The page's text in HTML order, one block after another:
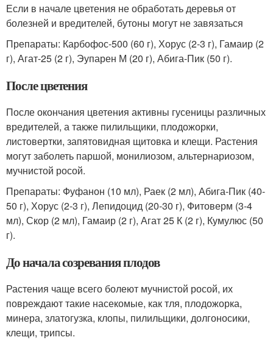
Если в начале цветения не обработать деревья от
болезней и вредителей, бутоны могут не завязаться
Препараты: Карбофос-500 (60 г), Хорус (2-3 г), Гамаир (2
г), Агат-25 (2 г), Эупарен М (20 г), Абига-Пик (50 г).
После цветения
После окончания цветения активны гусеницы различных
вредителей, а также пилильщики, плодожорки,
листовертки, запятовидная щитовка и клещи. Растения
могут заболеть паршой, монилиозом, альтернариозом,
мучнистой росой.
Препараты: Фуфанон (10 мл), Раек (2 мл), Абига-Пик (40-
50 г), Хорус (2-3 г), Лепидоцид (20-30 г), Фитоверм (3-4
мл), Скор (2 мл), Гамаир (2 г), Агат 25 К (2 г), Кумулюс (50
г).
До начала созревания плодов
Растения чаще всего болеют мучнистой росой, их
повреждают такие насекомые, как тля, плодожорка,
минера, златогузка, клопы, пилильщики, долгоносики,
клещи, трипсы.